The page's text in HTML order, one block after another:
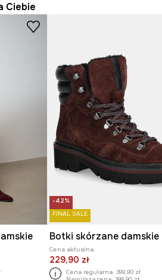
Ciebie
-42%
FINAL SALE
Botki skórzane damskie
Cena aktualna:
229,90 zł
Cena regularna: 399,90 zł